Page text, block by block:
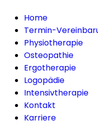
Home
Termin-
Physiotherapie
Osteopathie
Ergotherapie
Logopädie
Intensivtherapie
Kontakt
Karriere